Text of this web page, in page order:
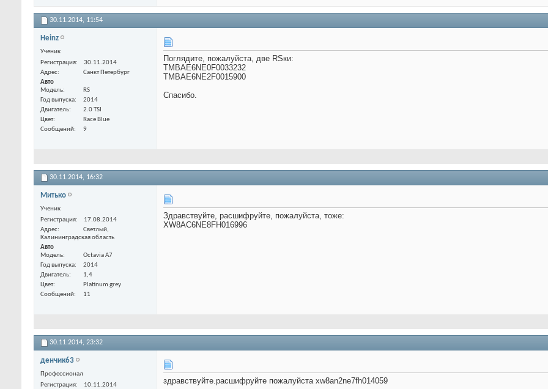
30.11.2014, 11:54
Heinz
Ученик
Регистрация
30.11.2014
Адрес
Санкт Петербург
Авто
Модель
RS
Год выпуска
2014
Двигатель
2.0 TSI
Цвет
Race Blue
Сообщений
9
Поглядите, пожалуйста, две RSки:
TMBAE6NE0F0033232
TMBAE6NE2F0015900
Спасибо.
30.11.2014, 16:32
Митько
Ученик
Регистрация
17.08.2014
Адрес
Светлый,
Калининградская область
Авто
Модель
Octavia A7
Год выпуска
2014
Двигатель
1,4
Цвет
Platinum grey
Сообщений
11
Здравствуйте, расшифруйте, пожалуйста, тоже:
XW8AC6NE8FH016996
30.11.2014, 23:32
денчик63
Профессионал
Регистрация
10.11.2014
здравствуйте.расшифруйте пожалуйста xw8an2ne7fh014059